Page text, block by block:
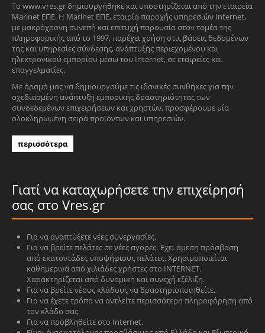
Το www.vres.gr δημιουργήθηκε και υποστηρίζεται από την εταιρεία
Marinet ΕΠΕ. Η Marinet ΕΠΕ, εταιρία παροχής υπηρεσιών Internet,
με μακρόχρονη συνεπή και επιτυχή παρουσία στον τομέα της
πληροφορικής από το 1997, παρέχει χρήση στις βάσεις δεδομένων
της και υπηρεσίες σύνδεσης, ανάπτυξης περιεχομένου και
ηλεκτρονικού εμπορίου μέσω του Internet, σε εταιρείες και
επαγγελματίες.
Με όραμά μας να δημιουργούμε τις ιδανικές συνθήκες για την
σχεδιασμένη ανάπτυξη εμπορικής δραστηριότητας των
συνδεδεμένων επιχειρήσεων και χρηστών, προσφέρουμε μία
ολοκληρωμένη σειρά προϊόντων και υπηρεσιών.
περισσότερα
Γιατί να καταχωρήσετε την επιχείρησή
σας στο Vres.gr
Για να αναπτύξετε νέες συνεργασίες.
Για να βρείτε πελάτες σε νέες αγορές. Έχει άμεση πρόσβαση
από εκατοντάδες υποψήφιους πελάτες. Χρησιμοποιείται
καθημερινά από χιλιάδες χρήστες στο INTERNET.
Χαρακτηρίζεται από δυναμική και συνεχή εξέλιξη.
Για να βρείτε νέους κλάδους να δραστηριοποιηθείτε.
Για να έχετε τρόπο να αντλείτε περισσότερη πληροφόρηση από
τον κλάδο σας.
Για να προβληθείτε στο Internet.